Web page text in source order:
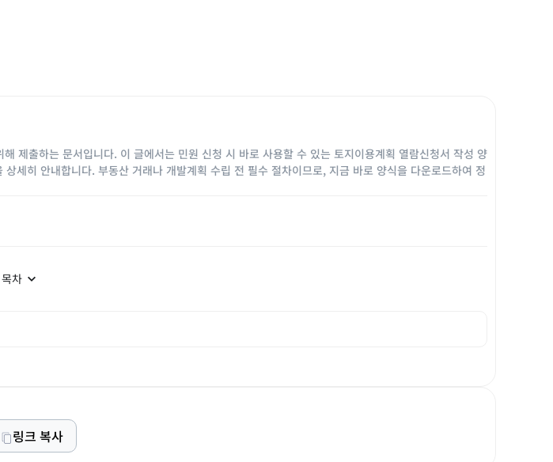
제출하는 문서입니다. 이 글에서는 민원 신청 시 바로 사용할 수 있는 토지이용계획 열람신청서 작성 양
세히 안내합니다. 부동산 거래나 개발계획 수립 전 필수 절차이므로, 지금 바로 양식을 다운로드하여 정
목차
링크 복사